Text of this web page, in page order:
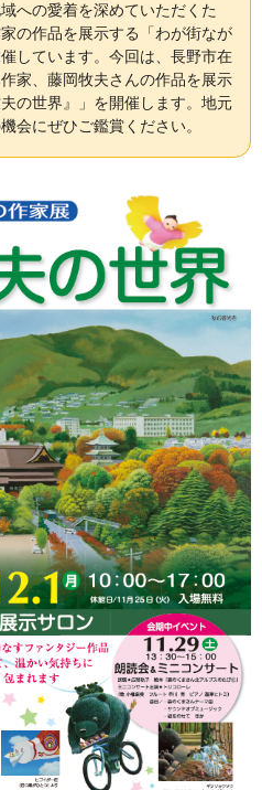
への愛着を深めていただくた
の作品を展示する「わが街なが
しています。今回は、長野市在
家、藤岡牧夫さんの作品を展示
の世界』」を開催します。地元
会にぜひご鑑賞ください。